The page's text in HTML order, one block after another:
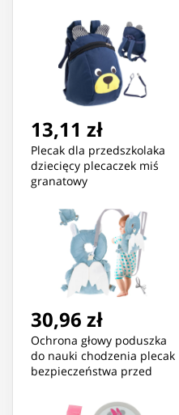
13,11 zł
Plecak dla przedszkolaka
dziecięcy plecaczek miś
granatowy
30,96 zł
Ochrona głowy poduszka
do nauki chodzenia plecak
bezpieczeństwa przed